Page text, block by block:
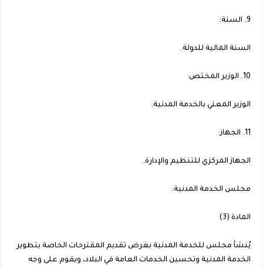
9. السنة:
السنة المالية للدولة.
10. الوزير المختص:
الوزير المعني بالخدمة المدنية.
11. الجهاز:
الجهاز المركزي للتنظيم والإدارة.
مجلس الخدمة المدنية:
المادة (3)
يُنشأ مجلس للخدمة المدنية بغرض تقديم المقترحات الخاصة بتطوير
الخدمة المدنية وتحسين الخدمات العامة في البلاد، ويقوم على وجه